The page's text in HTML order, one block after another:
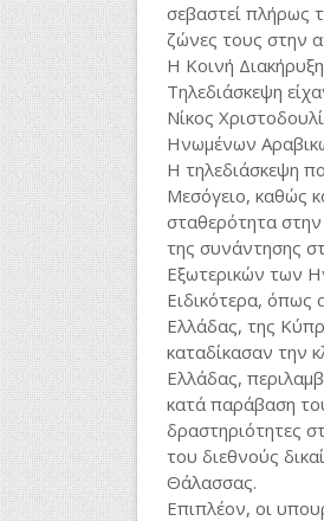
σεβαστεί πλήρως
ζώνες τους στην
Η Κοινή
Τηλεδιάσκεψη
Νίκος
Ηνωμένων
Η τηλεδιάσκεψη
Μεσόγειο, καθώς
σταθερότητα στην
της συνάντησης
Εξωτερικών των
Ειδικότερα, όπως
Ελλάδας, της
καταδίκασαν την
Ελλάδας,
κατά παράβαση
δραστηριότητες
του διεθνούς
Θάλασσας.
Επιπλέον, οι